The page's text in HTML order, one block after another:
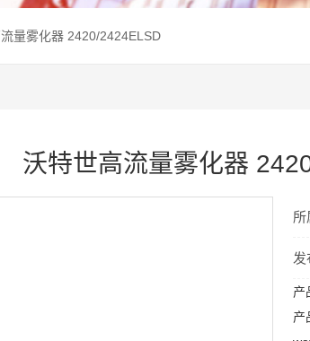
量雾化器 2420/2424ELSD
沃特世高流量雾化器
所
发
产
产